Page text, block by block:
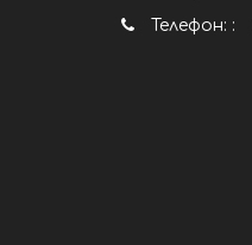
Телефон: :